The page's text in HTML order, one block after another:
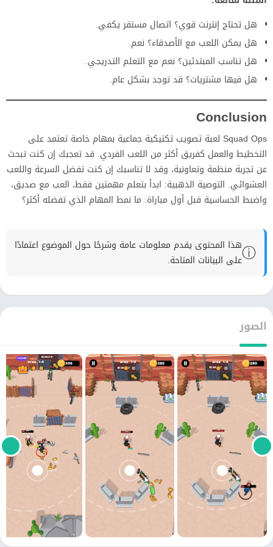
هل تحتاج إنترنت قوي؟ اتصال مستقر يكفي.
هل يمكن اللعب مع الأصدقاء؟ نعم.
هل تناسب المبتدئين؟ نعم مع التعلم التدريجي.
هل فيها مشتريات؟ قد توجد بشكل عام.
Conclusion
Squad Ops لعبة تصويب تكتيكية جماعية بمهام خاصة تعتمد على
التخطيط والعمل كفريق أكثر من اللعب الفردي. قد تعجبك إن كنت تبحث
عن تجربة منظمة وتعاونية، وقد لا تناسبك إن كنت تفضل السرعة واللعب
العشوائي. التوصية الذهبية: ابدأ بتعلم مهمتين فقط، العب مع صديق،
واضبط الحساسية قبل أول مباراة. ما نمط المهام الذي تفضله أكثر؟
ⓘهذا المحتوى يقدم معلومات عامة وشرحًا حول الموضوع اعتمادًا
على البيانات المتاحة.
الصور